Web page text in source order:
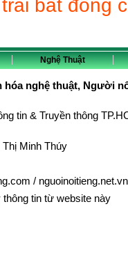
bất đồng
Nghệ Thuật
hóa nghệ thuật, Người
tin & Truyền thông
Minh Thúy
/ nguoinoitieng.net.vn
thông tin từ website này